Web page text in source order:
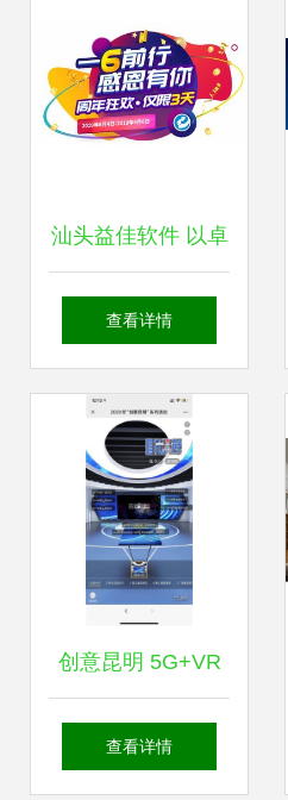
游文化创意设计大
赛中荣获佳绩，彰
务新活力
汕头益佳软件 以卓
越产品赋能电商，
服务引领行业新风
尚
查看详情
创意昆明 5G+VR
云展馆上线，数字
查看详情